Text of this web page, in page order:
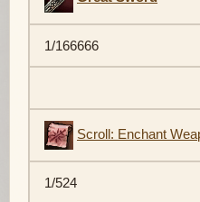
1/166666
Scroll: Enchant
1/524